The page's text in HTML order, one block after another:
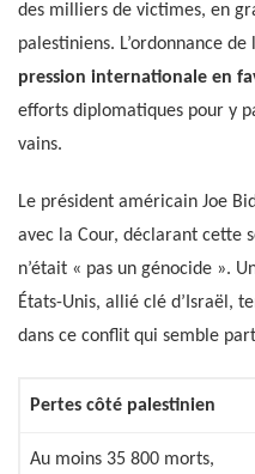
des milliers de victimes, en
palestiniens. L’ordonnance
pression internationale en
efforts diplomatiques pour y
vains.
Le président américain Joe
avec la Cour, déclarant cette
n’était « pas un génocide ».
États-Unis, allié clé d’Israël,
dans ce conflit qui semble
Pertes côté palestinien
Au moins 35 800 morts,